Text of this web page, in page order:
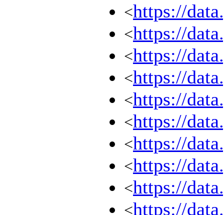
<https://
<https://
<https://
<https://
<https://
<https://
<https://
<https://
<https://
<https://